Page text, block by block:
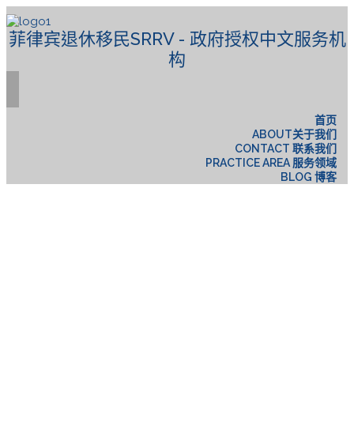
菲律宾退休移民SRRV - 政府授权中文服务机
构
首页
ABOUT关于我们
CONTACT 联系我们
PRACTICE AREA 服务领域
BLOG 博客